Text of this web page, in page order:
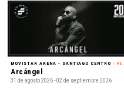
MOVISTAR ARENA - SANTIAGO CENTRO / REGGAETÓN
Arcángel
31 de agosto 2026 - 02 de septiembre 2026